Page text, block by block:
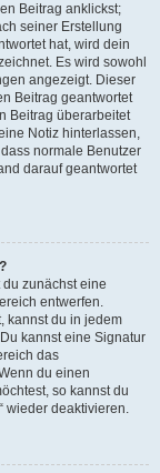
Beitrag anklickst;
seiner Erstellung
hat, wird dein
Es wird sowohl
angezeigt. Dieser
Beitrag geantwortet
Beitrag überarbeitet
Notiz hinterlassen,
normale Benutzer
darauf geantwortet
zunächst eine
entwerfen.
kannst du in jedem
kannst eine Signatur
das
du einen
so kannst du
wieder deaktivieren.